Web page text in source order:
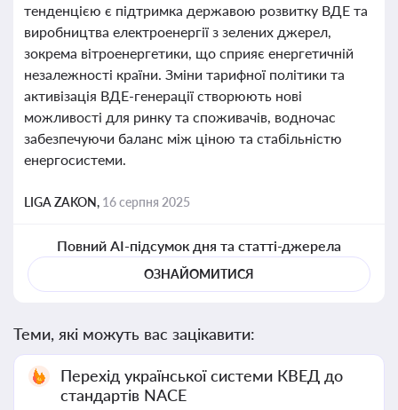
тенденцією є підтримка державою розвитку ВДЕ та
виробництва електроенергії з зелених джерел,
зокрема вітроенергетики, що сприяє енергетичній
незалежності країни. Зміни тарифної політики та
активізація ВДЕ-генерації створюють нові
можливості для ринку та споживачів, водночас
забезпечуючи баланс між ціною та стабільністю
енергосистеми.
LIGA ZAKON, 16 серпня 2025
Повний AI-підсумок дня та статті-джерела
ОЗНАЙОМИТИСЯ
Теми, які можуть вас зацікавити:
Перехід української системи КВЕД до
стандартів NACE